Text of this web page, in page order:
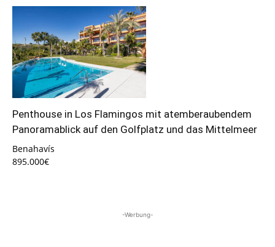
Penthouse in Los Flamingos mit atemberaubendem
Panoramablick auf den Golfplatz und das Mittelmeer
Benahavís
895.000€
-Werbung-